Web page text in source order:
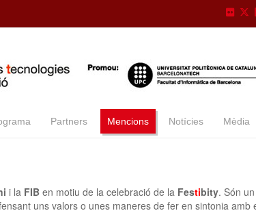
Partners Mencions Notícies Mèdia
i la FIB en motiu de la celebració de la Festibity. Són
uns valors o unes maneres de fer en sintonia amb